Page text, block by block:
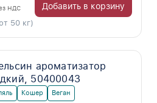
НДС
50 кг)
Добавить в корзину
ароматизатор
50400043
Кошер Веган